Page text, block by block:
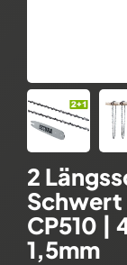
2
Schwert
CP510 |
1,5mm